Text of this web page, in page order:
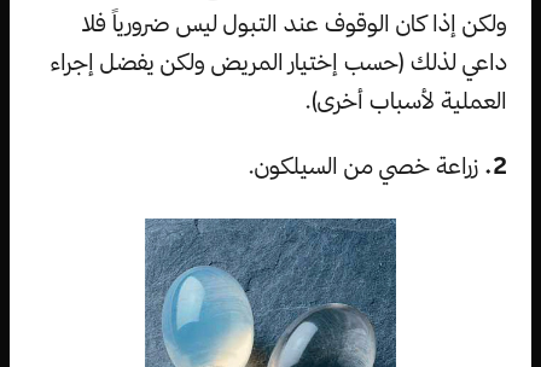
ولكن إذا كان الوقوف عند التبول ليس ضرورياً فلا
داعي لذلك (حسب إختيار المريض ولكن يفضل إجراء
العملية لأسباب أخرى).
2. زراعة خصي من السيلكون.